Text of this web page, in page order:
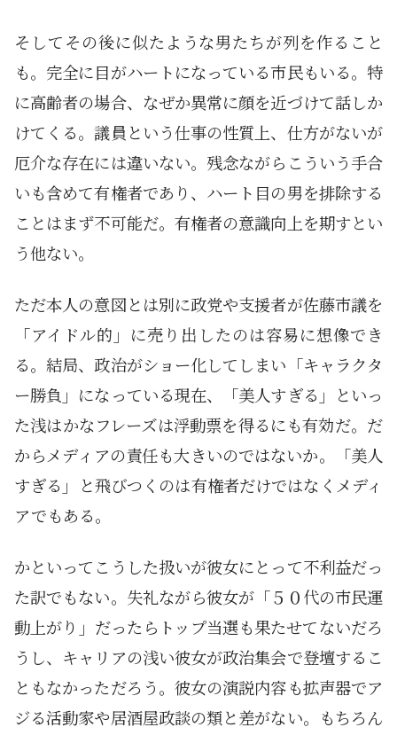
そしてその後に似たような男たちが列を作ること
も。完全に目がハートになっている市民もいる。特
に高齢者の場合、なぜか異常に顔を近づけて話しか
けてくる。議員という仕事の性質上、仕方がないが
厄介な存在には違いない。残念ながらこういう手合
いも含めて有権者であり、ハート目の男を排除する
ことはまず不可能だ。有権者の意識向上を期すとい
う他ない。
ただ本人の意図とは別に政党や支援者が佐藤市議を
「アイドル的」に売り出したのは容易に想像でき
る。結局、政治がショー化してしまい「キャラクタ
ー勝負」になっている現在、「美人すぎる」といっ
た浅はかなフレーズは浮動票を得るにも有効だ。だ
からメディアの責任も大きいのではないか。「美人
すぎる」と飛びつくのは有権者だけではなくメディ
アでもある。
かといってこうした扱いが彼女にとって不利益だっ
た訳でもない。失礼ながら彼女が「５０代の市民運
動上がり」だったらトップ当選も果たせてないだろ
うし、キャリアの浅い彼女が政治集会で登壇するこ
ともなかっただろう。彼女の演説内容も拡声器でア
ジる活動家や居酒屋政談の類と差がない。もちろん